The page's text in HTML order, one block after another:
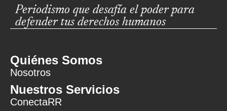
Periodismo que desafía el poder para
defender tus derechos humanos
Quiénes Somos
Nosotros
Nuestros Servicios
ConectaRR